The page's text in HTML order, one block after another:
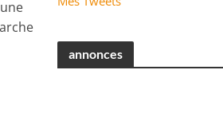
annonces